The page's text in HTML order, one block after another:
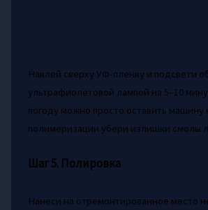
Наклей сверху УФ-пленку и подсвети
ультрафиолетовой лампой на 5–10
погоду можно просто оставить машину
полимеризации убери излишки смолы
Шаг 5. Полировка
Нанеси на отремонтированное место